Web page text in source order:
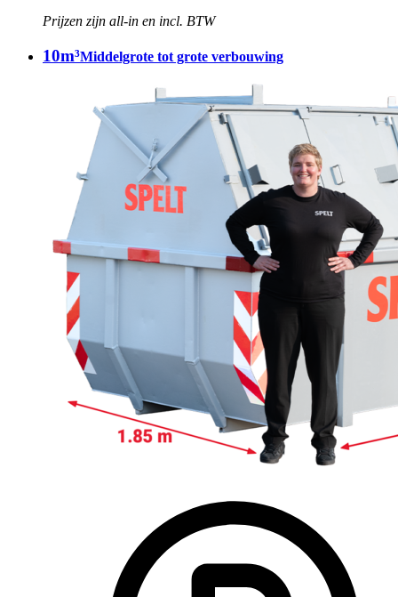
Prijzen zijn all-in en incl. BTW
10m³Middelgrote tot grote verbouwing